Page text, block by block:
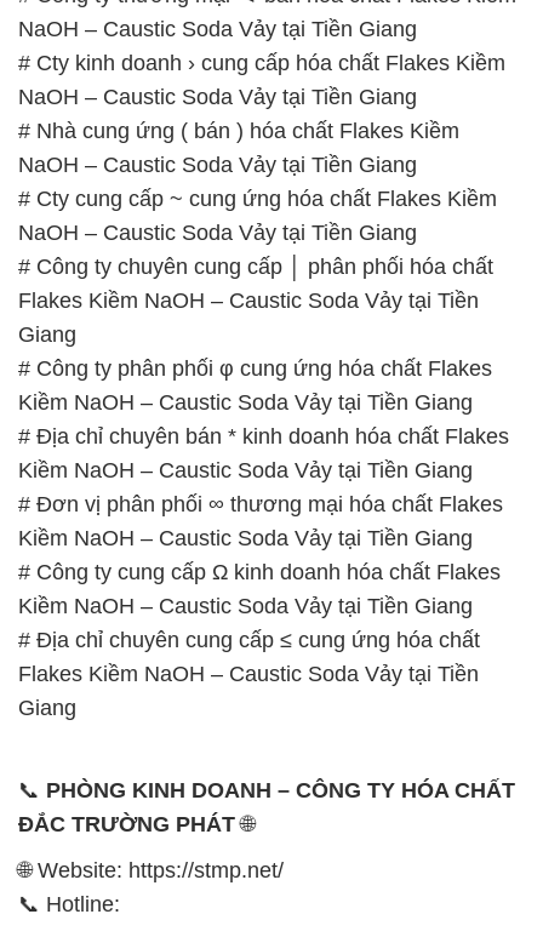
NaOH – Caustic Soda Vảy tại Tiền Giang
# Cty kinh doanh › cung cấp hóa chất Flakes Kiềm
NaOH – Caustic Soda Vảy tại Tiền Giang
# Nhà cung ứng ( bán ) hóa chất Flakes Kiềm
NaOH – Caustic Soda Vảy tại Tiền Giang
# Cty cung cấp ~ cung ứng hóa chất Flakes Kiềm
NaOH – Caustic Soda Vảy tại Tiền Giang
# Công ty chuyên cung cấp │ phân phối hóa chất
Flakes Kiềm NaOH – Caustic Soda Vảy tại Tiền
Giang
# Công ty phân phối φ cung ứng hóa chất Flakes
Kiềm NaOH – Caustic Soda Vảy tại Tiền Giang
# Địa chỉ chuyên bán * kinh doanh hóa chất Flakes
Kiềm NaOH – Caustic Soda Vảy tại Tiền Giang
# Đơn vị phân phối ∞ thương mại hóa chất Flakes
Kiềm NaOH – Caustic Soda Vảy tại Tiền Giang
# Công ty cung cấp Ω kinh doanh hóa chất Flakes
Kiềm NaOH – Caustic Soda Vảy tại Tiền Giang
# Địa chỉ chuyên cung cấp ≤ cung ứng hóa chất
Flakes Kiềm NaOH – Caustic Soda Vảy tại Tiền
Giang
📞 PHÒNG KINH DOANH – CÔNG TY HÓA CHẤT
ĐẮC TRƯỜNG PHÁT🌐
🌐 Website: https://stmp.net/
📞 Hotline: